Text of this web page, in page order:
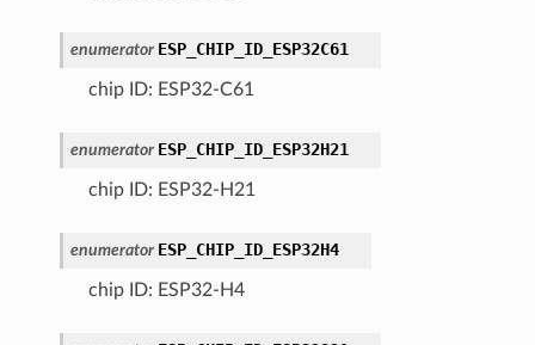
enumerator ESP_CHIP_ID_ESP32C61
chip ID: ESP32-C61
enumerator ESP_CHIP_ID_ESP32H21
chip ID: ESP32-H21
enumerator ESP_CHIP_ID_ESP32H4
chip ID: ESP32-H4